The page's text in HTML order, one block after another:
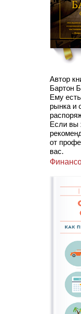
Автор
Бартон
Ему
рынка и
Если вы
от
вас.